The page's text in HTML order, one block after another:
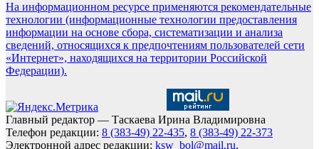
На информационном ресурсе применяются рекомендательные
технологии (информационные технологии предоставления
информации на основе сбора, систематизации и анализа
сведений, относящихся к предпочтениям пользователей сети
«Интернет», находящихся на территории Российской
Федерации).
Главный редактор — Таскаева Ирина Владимировна
Телефон редакции: 8 (383-49) 22-435, 8 (383-49) 22-373
Электронной адрес редакции: ksw_bol@mail.ru,